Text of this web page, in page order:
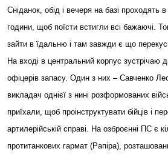
Сніданок, обід і вечеря на базі проходять
години, щоб поїсти встигли всі бажаючі.
зайти в їдальню і там завжди є що
На вході в центральний корпус зустрічаю
офіцерів запасу. Один з них – Савченко
викладач однієї з нині розформованих
приїхали, щоб проінструктувати бійців і
артилерійській справі. На озброєнні ПС є
протитанкових гармат (Рапіра),